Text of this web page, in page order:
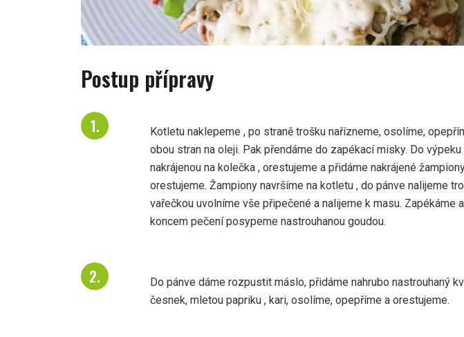
Postup přípravy
Kotletu naklepeme , po straně trošku nařízneme, osolíme,
obou stran na oleji. Pak přendáme do zapékací misky. Do
nakrájenou na kolečka , orestujeme a přidáme nakrájené
orestujeme. Žampiony navršíme na kotletu , do pánve nalijeme
vařečkou uvolníme vše připečené a nalijeme k masu. Zapékáme
koncem pečení posypeme nastrouhanou goudou.
Do pánve dáme rozpustit máslo, přidáme nahrubo nastrouhaný
česnek, mletou papriku , kari, osolíme, opepříme a orestujeme.